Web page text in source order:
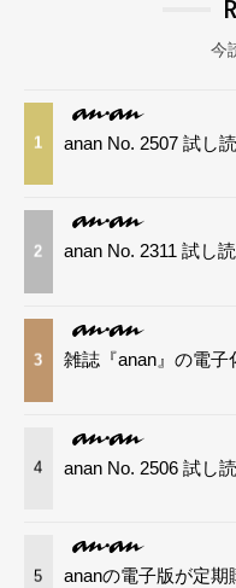
今
1 anan No. 2507 試し
2 anan No. 2311 試し
3 雑誌『anan』の電子
4 anan No. 2506 試し
5 ananの電子版が定期